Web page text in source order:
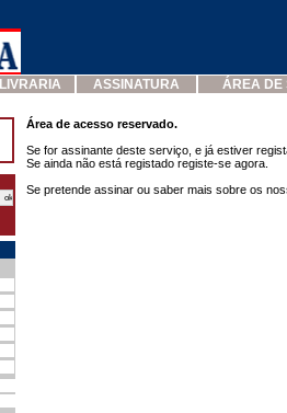
LIVRARIA ASSINATURA ÁREA DE
Área de acesso reservado.
Se for assinante deste serviço, e já estiver
Se ainda não está registado registe-se agora.
Se pretende assinar ou saber mais sobre os